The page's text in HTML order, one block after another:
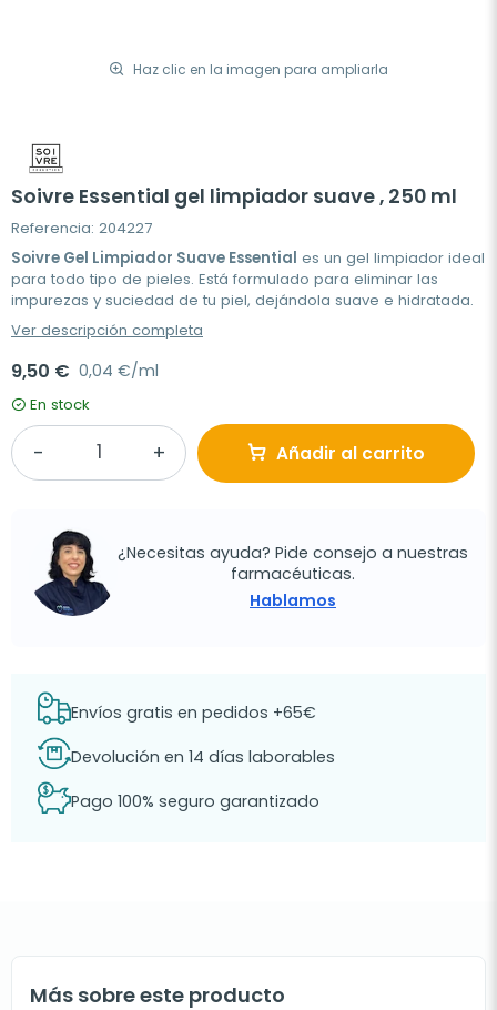
Haz clic en la imagen para ampliarla
Soivre Essential gel limpiador suave , 250 ml
Referencia: 204227
Soivre Gel Limpiador Suave Essential es un gel limpiador ideal
para todo tipo de pieles. Está formulado para eliminar las
impurezas y suciedad de tu piel, dejándola suave e hidratada.
Ver descripción completa
9,50 € 0,04 €/ml
En stock
Añadir al carrito
¿Necesitas ayuda? Pide consejo a nuestras
farmacéuticas.
Hablamos
Envíos gratis en pedidos +65€
Devolución en 14 días laborables
Pago 100% seguro garantizado
Más sobre este producto